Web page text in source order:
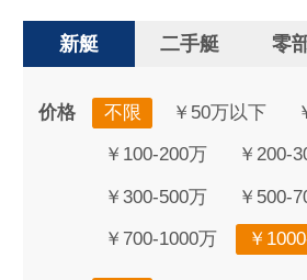
新艇 二手艇 零
价格 不限 ￥50万以下
￥100-200万 ￥200-
￥300-500万 ￥500-
￥700-1000万 ￥